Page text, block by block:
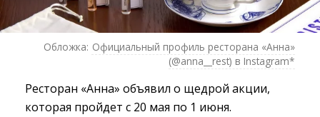
Обложка: Официальный профиль ресторана «Анна»
(@anna__rest) в Instagram*
Ресторан «Анна» объявил о щедрой акции,
которая пройдет с 20 мая по 1 июня.